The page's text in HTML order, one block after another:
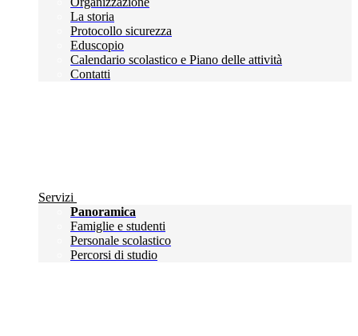
La storia
Protocollo sicurezza
Eduscopio
Calendario scolastico e Piano delle attività
Contatti
Servizi
Panoramica
Famiglie e studenti
Personale scolastico
Percorsi di studio